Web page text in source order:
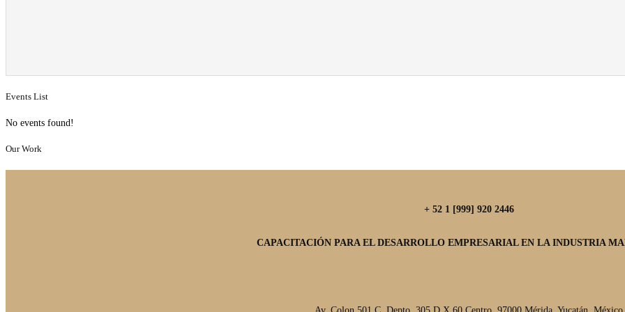
Events List
No events found!
Our Work
+ 52 1 [999] 920 2446
CAPACITACIÓN PARA EL DESARROLLO EMPRESARIAL EN LA INDUSTRIA